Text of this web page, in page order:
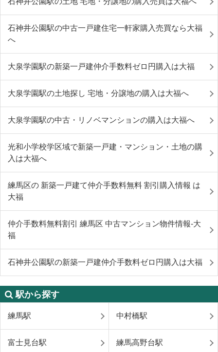
石神井公園駅の中古一戸建住宅一軒家購入売買なら大福
へ
大泉学園駅の新築一戸建仲介手数料ゼロ円購入は大福
大泉学園駅の土地探し 宅地・分譲地の購入は大福へ
大泉学園駅の中古・リノベマンションの購入は大福へ
光和小学校学区域で新築一戸建・マンション・土地の購
入は大福へ
練馬区の 新築一戸建て仲介手数料無料 割引購入情報 は
大福
仲介手数料無料割引 練馬区 中古マンション物件情報-大
福
石神井公園駅の新築一戸建仲介手数料ゼロ円購入は大福
駅から探す
練馬駅 中村橋駅
富士見台駅 練馬高野台駅